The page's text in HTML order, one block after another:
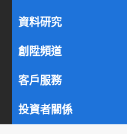
資料研究
創陞頻道
客戶服務
投資者關係